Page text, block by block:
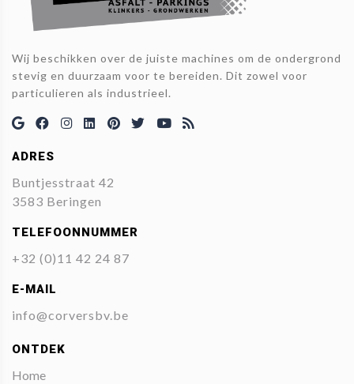
Wij beschikken over de juiste machines om de ondergrond
stevig en duurzaam voor te bereiden. Dit zowel voor
particulieren als industrieel.
ADRES
Buntjesstraat 42
3583 Beringen
TELEFOONNUMMER
+32 (0)11 42 24 87
E-MAIL
info@corversbv.be
ONTDEK
Home